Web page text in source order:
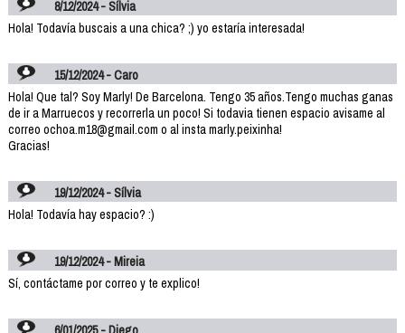
8/12/2024 - Sílvia
Hola! Todavía buscais a una chica? ;) yo estaría interesada!
15/12/2024 - Caro
Hola! Que tal? Soy Marly! De Barcelona. Tengo 35 años.Tengo muchas ganas
de ir a Marruecos y recorrerla un poco! Si todavia tienen espacio avisame al
correo ochoa.m18@gmail.com o al insta marly.peixinha!
Gracias!
19/12/2024 - Sílvia
Hola! Todavía hay espacio? :)
19/12/2024 - Mireia
Sí, contáctame por correo y te explico!